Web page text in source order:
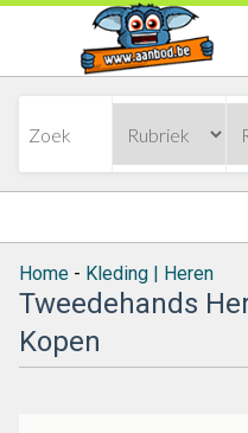
Home - Kleding | Heren
Tweedehands
Kopen